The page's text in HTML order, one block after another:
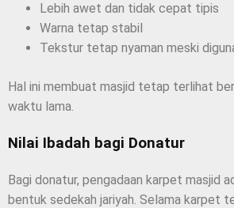
Lebih awet dan tidak cepat tipis
Warna tetap stabil
Tekstur tetap nyaman meski
Hal ini membuat masjid tetap terlihat
waktu lama.
Nilai Ibadah bagi Donatur
Bagi donatur, pengadaan karpet masjid
bentuk sedekah jariyah. Selama karpet